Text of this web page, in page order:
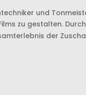
und
zu gestalten.
der